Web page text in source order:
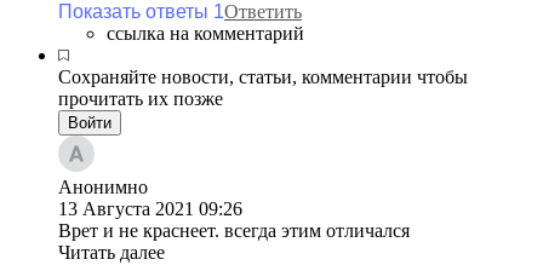
Показать ответы 1Ответить
ссылка на комментарий
Сохраняйте новости, статьи, комментарии чтобы
прочитать их позже
Войти
Анонимно
13 Августа 2021 09:26
Врет и не краснеет. всегда этим отличался
Читать далее